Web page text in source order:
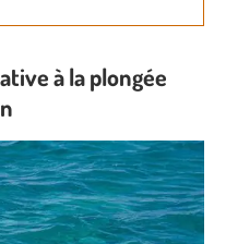
à la plongée